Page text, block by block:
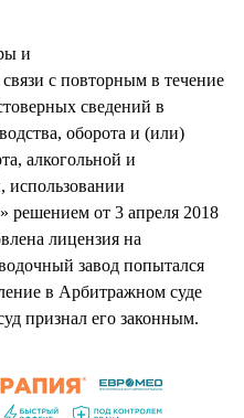
и
с повторным в течение
сведений в
оборота и (или)
алкогольной и
использовании
решением от 3 апреля 2018
лицензия на
завод попытался
в Арбитражном суде
признал его законным.